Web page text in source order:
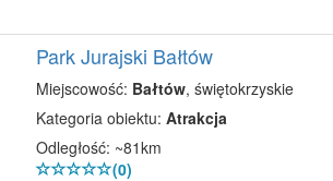
Park Jurajski Bałtów
Miejscowość: Bałtów, świętokrzyskie
Kategoria obiektu: Atrakcja
Odległość: ~81km
(0)